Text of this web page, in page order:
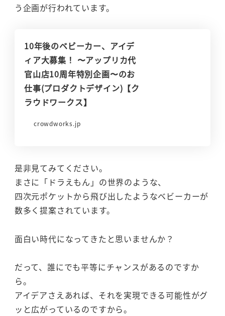
う企画が行われています。
10年後のベビーカー、アイデ
ィア大募集！ 〜アップリカ代
官山店10周年特別企画〜のお
仕事(プロダクトデザイン)【ク
ラウドワークス】
crowdworks.jp
是非見てみてください。
まさに「ドラえもん」の世界のような、
四次元ポケットから飛び出したようなベビーカーが
数多く提案されています。
面白い時代になってきたと思いませんか？
だって、誰にでも平等にチャンスがあるのですか
ら。
アイデアさえあれば、それを実現できる可能性がグ
ッと広がっているのですから。